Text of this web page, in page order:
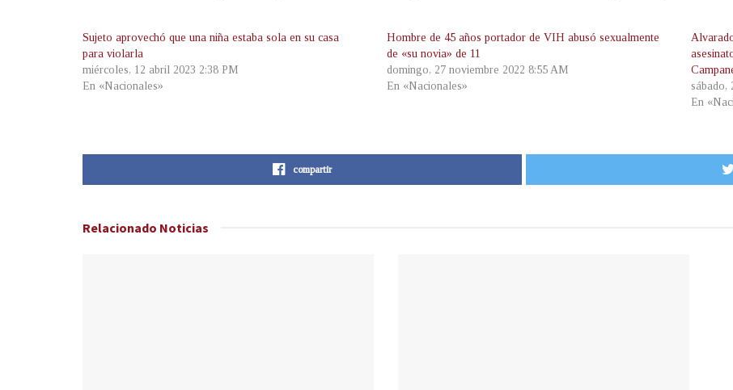
Sujeto aprovechó que una niña estaba sola en su casa
para violarla
miércoles, 12 abril 2023 2:38 PM
En «Nacionales»
Hombre de 45 años portador de VIH abusó sexualmente
de «su novia» de 11
domingo, 27 noviembre 2022 8:55 AM
En «Nacionales»
sábado,
En
compartir
Relacionado Noticias